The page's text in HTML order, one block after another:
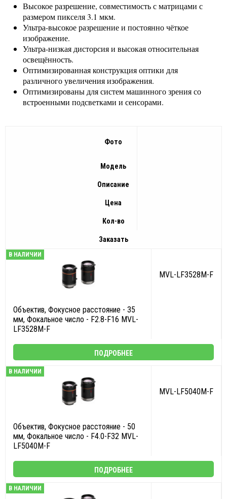
Высокое разрешение, совместимость с матрицами с
размером пикселя 3.1 мкм.
Ультра-высокое разрешение и постоянно чёткое
изображение.
Ультра-низкая дисторсия и высокая относительная
освещённость.
Оптимизированная конструкция оптики для
различного увеличения изображения.
Оптимизированы для систем машинного зрения со
встроенными подсветками и сенсорами.
Фото
Модель
Описание
Цена
Кол-во
Заказать
В НАЛИЧИИ
MVL-LF3528M-F
Объектив, Фокусное расстояние - 35
мм, Фокальное число - F2.8-F16 MVL-
LF3528M-F
ПОДРОБНЕЕ
В НАЛИЧИИ
MVL-LF5040M-F
Объектив, Фокусное расстояние - 50
мм, Фокальное число - F4.0-F32 MVL-
LF5040M-F
ПОДРОБНЕЕ
В НАЛИЧИИ